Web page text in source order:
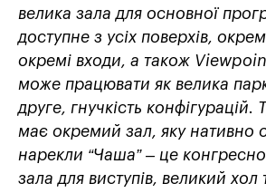
велика зала для основної
доступне з усіх поверхів,
окремі входи, а також
може працювати як велика
друге, гнучкість конфігурацій.
має окремий зал, яку нативно
нарекли “Чаша” – це
зала для виступів, великий хол